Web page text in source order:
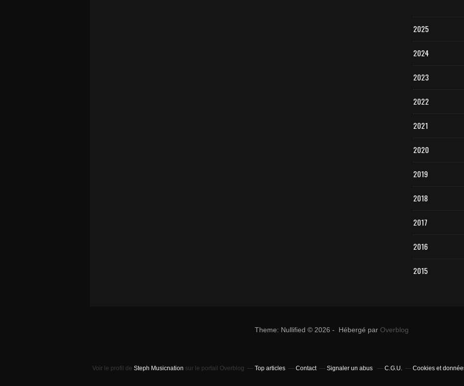
2025
2024
2023
2022
2021
2020
2019
2018
2017
2016
2015
Theme: Nullified © 2026 - Hébergé par Overblog
Voir le profil de Steph Musicnation sur le portail Overblog Top articles Contact Signaler un abus C.G.U. Cookies et